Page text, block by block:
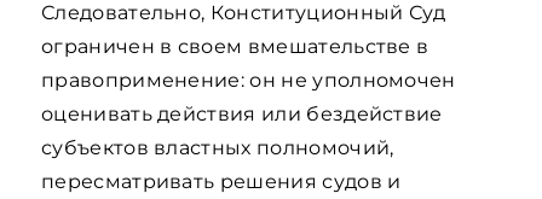
Следовательно, Конституционный Суд
ограничен в своем вмешательстве в
правоприменение: он не уполномочен
оценивать действия или бездействие
субъектов властных полномочий,
пересматривать решения судов и